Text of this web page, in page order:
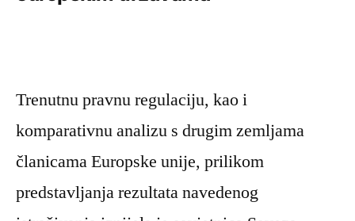
Trenutnu pravnu regulaciju, kao i
komparativnu analizu s drugim zemljama
članicama Europske unije, prilikom
predstavljanja rezultata navedenog